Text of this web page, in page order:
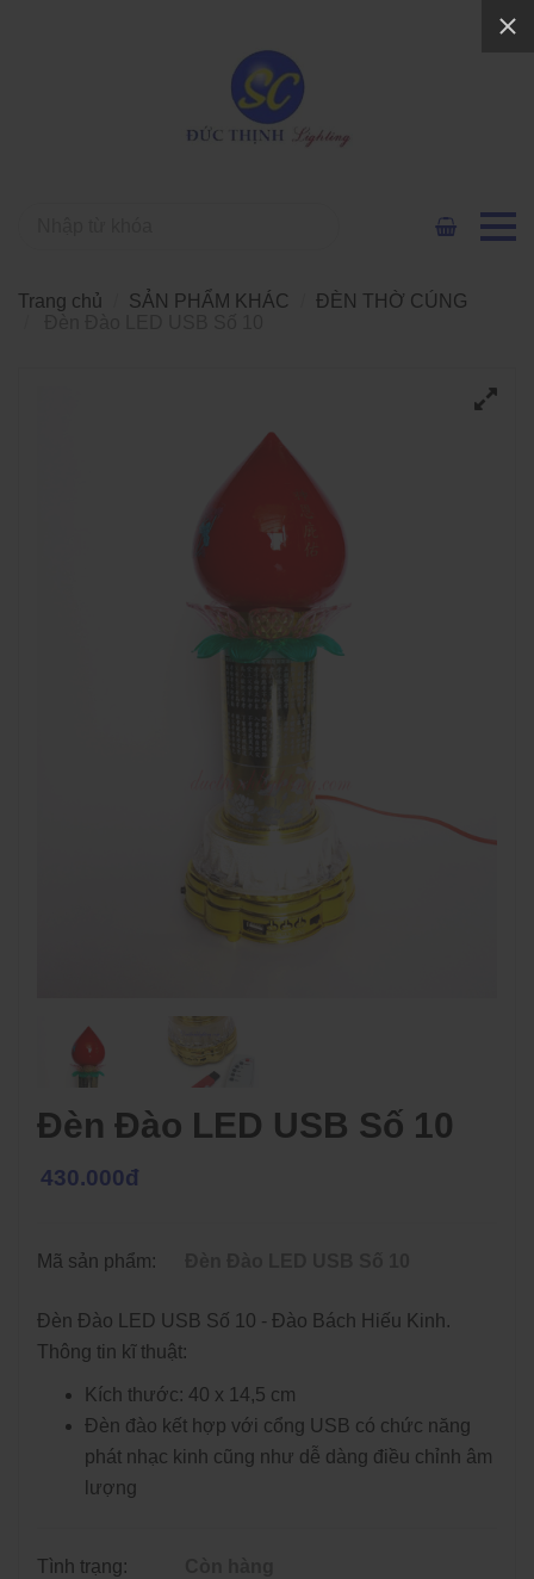
Đèn Đào LED USB Số 10
430.000đ
Mã sản phẩm:
Đèn Đào LED USB Số 10 - Đào Bách Hiếu Kinh.
Thông tin kĩ thuật:
Kích thước: 40 x 14,5 cm
Đèn đào kết hợp với cổng USB có chức năng
phát nhạc kinh cũng như dễ dàng điều chỉnh âm
lượng
Tình trạng:
Trang chủ SẢN PHẨM KHÁC
ĐÈN THỜ CÚNG